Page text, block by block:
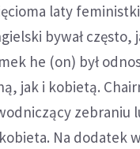
laty
bywał
he (on) był
jak i kobietą.
zebraniu
Na dodatek